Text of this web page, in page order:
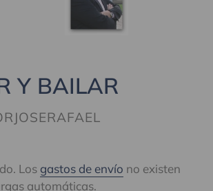
Y BAILAR
Los gastos de envío no existen
automáticas.